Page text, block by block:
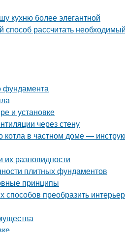
кухню более элегантной
рассчитать
фундамента
и установке
через стену
котла в частном доме —
их разновидности
плитных фундаментов
принципы
способов преобразить